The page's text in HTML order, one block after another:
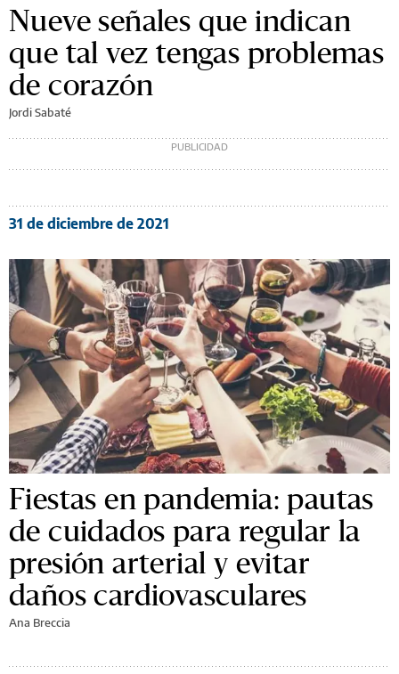
Nueve señales que indican
que tal vez tengas problemas
de corazón
Jordi Sabaté
31 de diciembre de 2021
Fiestas en pandemia: pautas
de cuidados para regular la
presión arterial y evitar
daños cardiovasculares
Ana Breccia